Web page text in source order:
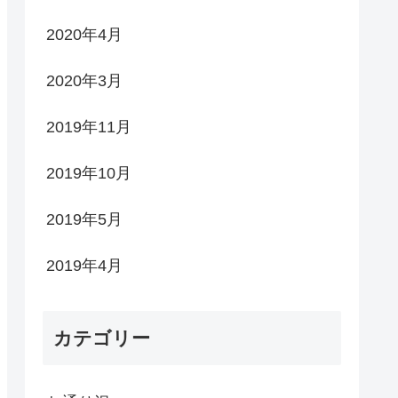
2020年4月
2020年3月
2019年11月
2019年10月
2019年5月
2019年4月
カテゴリー